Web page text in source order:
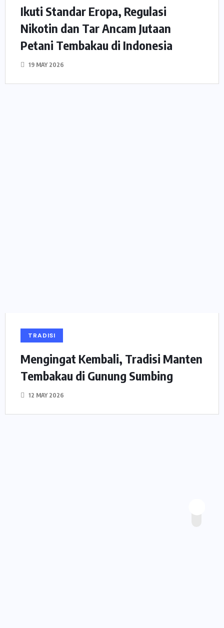
Ikuti Standar Eropa, Regulasi
Nikotin dan Tar Ancam Jutaan
Petani Tembakau di Indonesia
19 MAY 2026
TRADISI
Mengingat Kembali, Tradisi Manten
Tembakau di Gunung Sumbing
12 MAY 2026